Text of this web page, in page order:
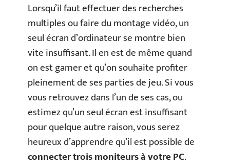
Lorsqu’il faut effectuer des recherches
multiples ou faire du montage vidéo, un
seul écran d’ordinateur se montre bien
vite insuffisant. Il en est de même quand
on est gamer et qu’on souhaite profiter
pleinement de ses parties de jeu. Si vous
vous retrouvez dans l’un de ses cas, ou
estimez qu’un seul écran est insuffisant
pour quelque autre raison, vous serez
heureux d’apprendre qu’il est possible de
connecter trois moniteurs à votre PC.